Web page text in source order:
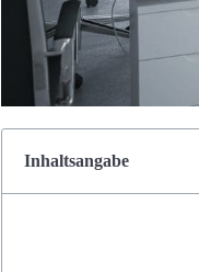
Inhaltsangabe